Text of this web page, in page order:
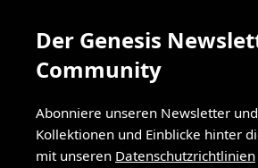
Der Genesis
Community
Abonniere unseren Newsletter
Kollektionen und Einblicke hinter
mit unseren Datenschutzrichtlinien